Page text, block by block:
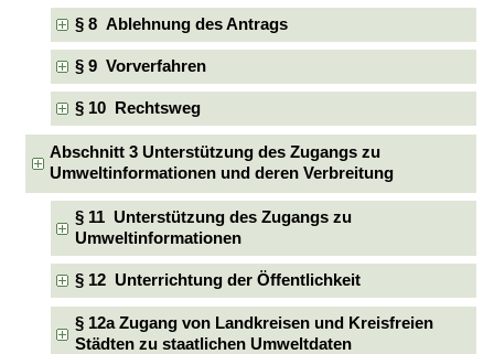
§ 8 Ablehnung des Antrags
§ 9 Vorverfahren
§ 10 Rechtsweg
Abschnitt 3 Unterstützung des Zugangs zu
Umweltinformationen und deren Verbreitung
§ 11 Unterstützung des Zugangs zu
Umweltinformationen
§ 12 Unterrichtung der Öffentlichkeit
§ 12a Zugang von Landkreisen und Kreisfreien
Städten zu staatlichen Umweltdaten